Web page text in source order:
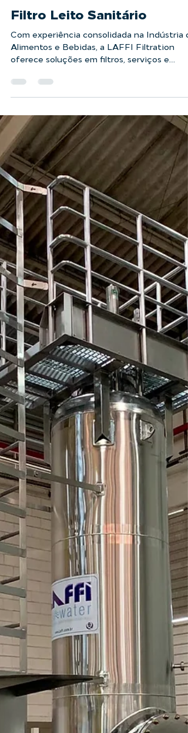
Filtro Leito Sanitário
Com experiência consolidada na Indústria
Alimentos e Bebidas, a LAFFI Filtration
oferece soluções em filtros, serviços e